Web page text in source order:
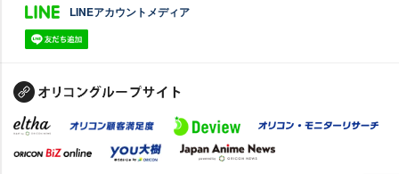
LINEアカウントメディア